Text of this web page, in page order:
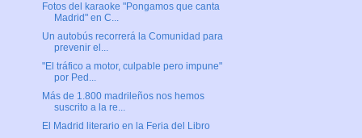
Fotos del karaoke "Pongamos que canta
Madrid" en C...
Un autobús recorrerá la Comunidad para
prevenir el...
"El tráfico a motor, culpable pero impune"
por Ped...
Más de 1.800 madrileños nos hemos
suscrito a la re...
El Madrid literario en la Feria del Libro